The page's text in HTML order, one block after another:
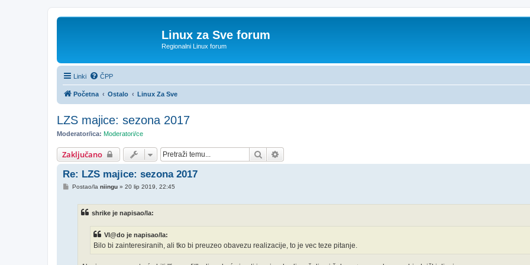
Linux za Sve forum
Regionalni Linux forum
Linki ČPP
Početna Ostalo Linux Za Sve
LZS majice: sezona 2017
Moderator/ica: Moderatori/ce
Zaključano Pretražnik
Re: LZS majice: sezona 2017
PPostao/la niingu» 20 lip 2019, 22:45
shrike je napisao/la:
Vl@do je napisao/la:
Bilo bi zainteresiranih, ali tko bi preuzeo obavezu realizacije, to je vec teze pitanje.